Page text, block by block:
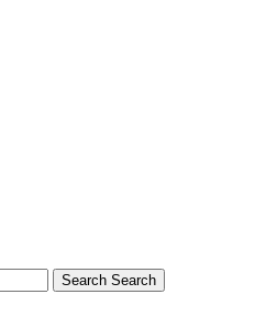
Search Search